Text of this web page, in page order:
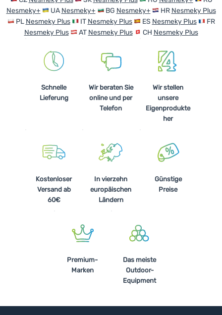
Kochen
Klettern
Ultraleichte
Ausrüstung
Beratung
Kontakte
Nesmeky+
UA Nesmeky+ BG Nesmeky+ HR Nesmeky Plus
PL Nesmeky Plus IT Nesmeky Plus ES Nesmeky Plus
FR
Nesmeky Plus
AT Nesmeky Plus CH Nesmeky Plus
Schnelle
Lieferung
Wir beraten Sie
online und per
Telefon
Wir stellen
unsere
Eigenprodukte
her
Kostenloser
Versand ab
60€
In vierzehn
europäischen
Ländern
Günstige
Preise
Premium-
Marken
Das meiste
Outdoor-
Equipment